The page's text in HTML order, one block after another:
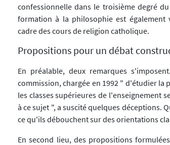
confessionnelle dans le troisième degré
formation à la philosophie est également
cadre des cours de religion catholique.
Propositions pour un débat
En préalable, deux remarques
commission, chargée en 1992 " d'étudier
les classes supérieures de l'enseignement
à ce sujet ", a suscité quelques déceptions.
ce qu'ils débouchent sur des orientations
En second lieu, des propositions